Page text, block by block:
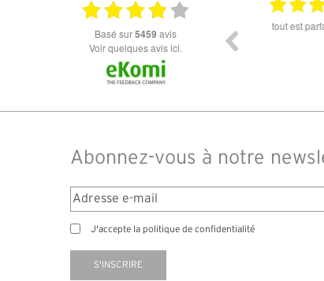
basé sur5459 avis
Voir quelques avis ici.
dans les types de lunettes. Attention: les stocks
des différents produits ne sont pas à jour. J'ai
commandé des lunettes Nike disponible sous 7 à
14 jours. J'ai reçu sous 3 jours. Attention aux avis
truspilot qui reflètent pas le site
tout est
Abonnez-vous à notre
J'accepte la politique de confidentialité
S'INSCRIRE